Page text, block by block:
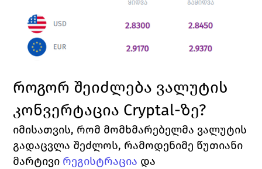
როგორ შეიძლება ვალუტის
კონვერტაცია Cryptal-ზე?
იმისათვის, რომ მომხმარებელმა ვალუტის
გადაცვლა შეძლოს, რამოდენიმე წუთიანი
მარტივი რეგისტრაცია